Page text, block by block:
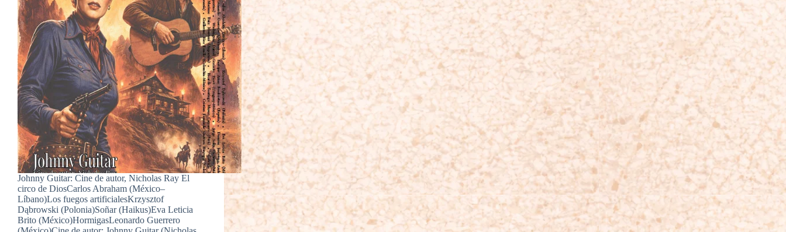
Johnny Guitar: Cine de autor, Nicholas Ray El
circo de DiosCarlos Abraham (México–
Líbano)Los fuegos artificialesKrzysztof
Dąbrowski (Polonia)Soñar (Haikus)Eva Leticia
Brito (México)HormigasLeonardo Guerrero